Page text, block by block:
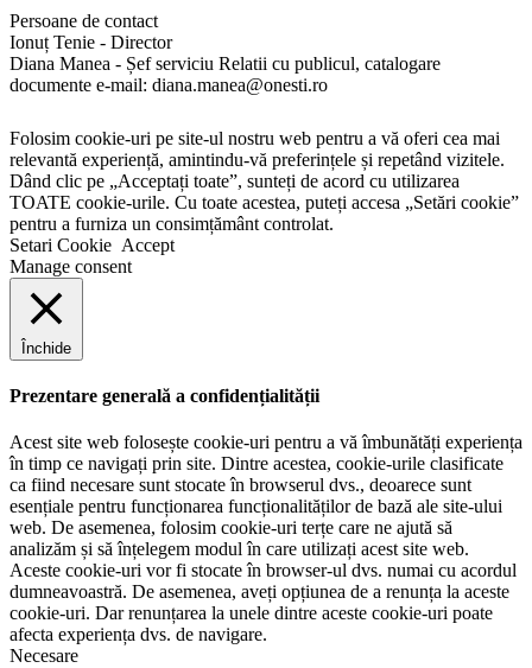
Persoane de contact
Ionuț Tenie - Director
Diana Manea - Șef serviciu Relatii cu publicul, catalogare
documente e-mail: diana.manea@onesti.ro
Folosim cookie-uri pe site-ul nostru web pentru a vă oferi cea mai
relevantă experiență, amintindu-vă preferințele și repetând vizitele.
Dând clic pe „Acceptați toate”, sunteți de acord cu utilizarea
TOATE cookie-urile. Cu toate acestea, puteți accesa „Setări cookie”
pentru a furniza un consimțământ controlat.
Setari Cookie Accept
Manage consent
Închide
Prezentare generală a confidențialității
Acest site web folosește cookie-uri pentru a vă îmbunătăți experiența
în timp ce navigați prin site. Dintre acestea, cookie-urile clasificate
ca fiind necesare sunt stocate în browserul dvs., deoarece sunt
esențiale pentru funcționarea funcționalităților de bază ale site-ului
web. De asemenea, folosim cookie-uri terțe care ne ajută să
analizăm și să înțelegem modul în care utilizați acest site web.
Aceste cookie-uri vor fi stocate în browser-ul dvs. numai cu acordul
dumneavoastră. De asemenea, aveți opțiunea de a renunța la aceste
cookie-uri. Dar renunțarea la unele dintre aceste cookie-uri poate
afecta experiența dvs. de navigare.
Necesare